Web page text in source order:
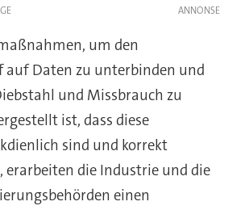
um den
Daten zu unterbinden und
und Missbrauch zu
ist, dass diese
sind und korrekt
erarbeiten die Industrie und die
einen